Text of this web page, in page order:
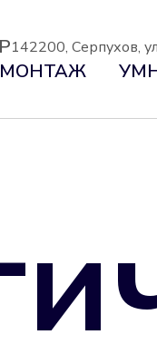
142200, Серпухов,